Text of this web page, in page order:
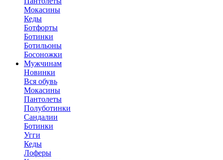
Мокасины
Кеды
Ботфорты
Ботинки
Ботильоны
Босоножки
Мужчинам
Новинки
Вся обувь
Мокасины
Пантолеты
Полуботинки
Сандалии
Ботинки
Угги
Кеды
Лоферы